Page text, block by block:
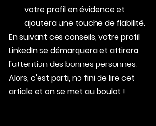
votre profil en évidence et
ajoutera une touche de fiabilité.
En suivant ces conseils, votre profil
LinkedIn se démarquera et attirera
l'attention des bonnes personnes.
Alors, c'est parti, no fini de lire cet
article et on se met au boulot !